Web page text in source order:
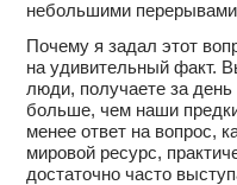
небольшими
Почему я задал этот
на удивительный факт.
люди, получаете за
больше, чем наши
менее ответ на вопрос,
мировой ресурс,
достаточно часто